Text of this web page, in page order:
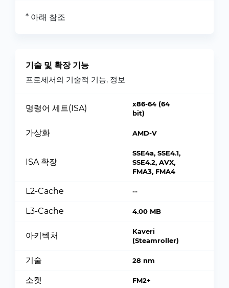
* 아래 참조
기술 및 확장 기능
프로세서의 기술적 기능, 정보
명령어 세트(ISA)
x86-64 (64
bit)
가상화 AMD-V
ISA 확장
SSE4a, SSE4.1,
SSE4.2, AVX,
FMA3, FMA4
L2-Cache --
L3-Cache 4.00 MB
아키텍처
Kaveri
(Steamroller)
기술 28 nm
소켓 FM2+